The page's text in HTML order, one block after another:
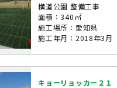
横道公園 整備工事
面積：340㎡
施工場所：愛知県
施工年月：2018年3月
キョーリョッカー２１